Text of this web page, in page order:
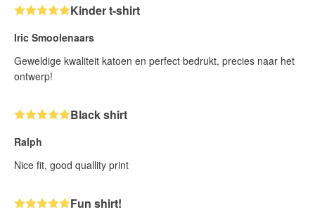
Kinder t-shirt
Iric Smoolenaars
Geweldige kwaliteit katoen en perfect bedrukt, precies naar het
ontwerp!
Black shirt
Ralph
Nice fit, good quallity print
Fun shirt!